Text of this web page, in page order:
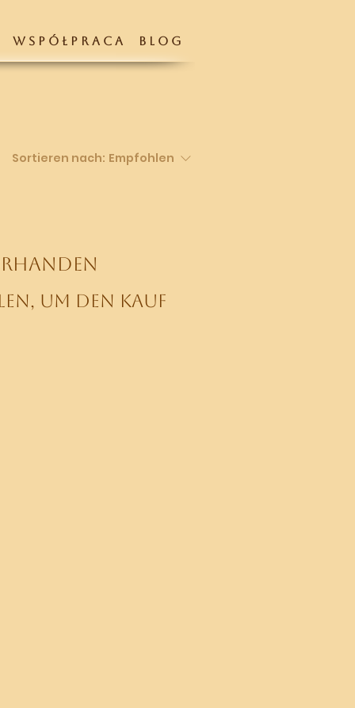
W S P Ó Ł P R A C A B L O G
Sortieren nach: Empfohlen
um den Kauf